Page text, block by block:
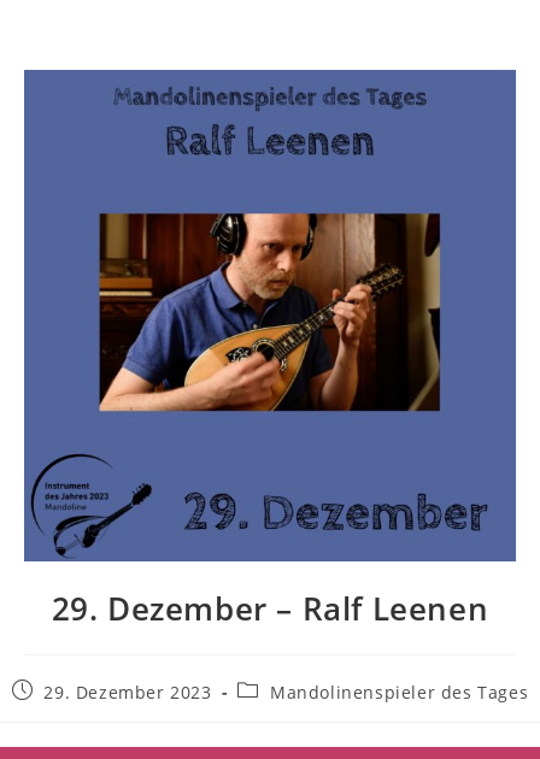
29. Dezember – Ralf Leenen
29. Dezember 2023 Mandolinenspieler des Tages